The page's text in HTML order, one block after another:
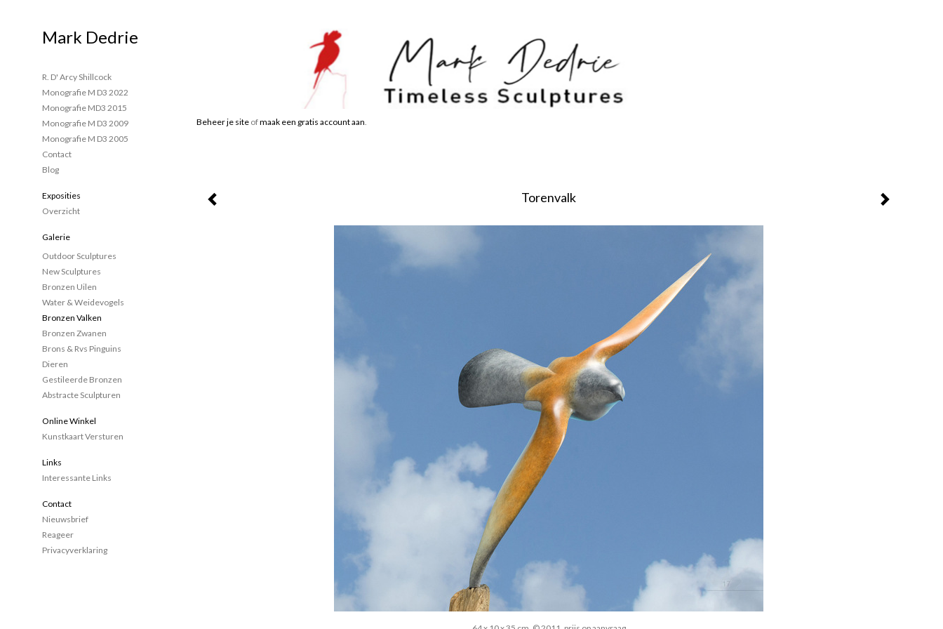
Beheer je site ofmaak een gratis account aan.
Torenvalk
Mark Dedrie
R. D' Arcy Shillcock
Monografie M D3 2022
Monografie MD3 2015
Monografie M D3 2009
Monografie M D3 2005
Contact
Blog
Exposities
Overzicht
Galerie
Outdoor Sculptures
New Sculptures
Bronzen Uilen
Water & Weidevogels
Bronzen Valken
Bronzen Zwanen
Brons & Rvs Pinguins
Dieren
Gestileerde Bronzen
Abstracte Sculpturen
Online Winkel
Kunstkaart Versturen
Links
Interessante Links
Contact
Nieuwsbrief
Reageer
Privacyverklaring